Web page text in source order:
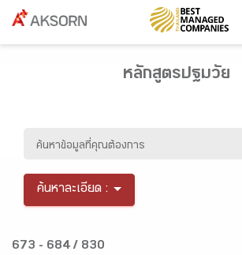
หลักสูตรปฐมวัย
ค้นหาละเอียด :
673 - 684 / 830